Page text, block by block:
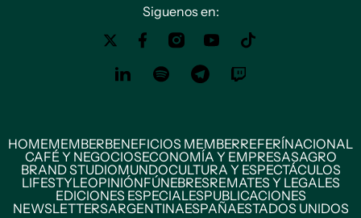
Siguenos en:
HOMEMEMBERBENEFICIOS MEMBERREFERÍNACIONAL
CAFÉ Y NEGOCIOSECONOMÍA Y EMPRESASAGRO
BRAND STUDIOMUNDOCULTURA Y ESPECTÁCULOS
LIFESTYLEOPINIÓNFÚNEBRESREMATES Y LEGALES
EDICIONES ESPECIALESPUBLICACIONES
NEWSLETTERSARGENTINAESPAÑAESTADOS UNIDOS